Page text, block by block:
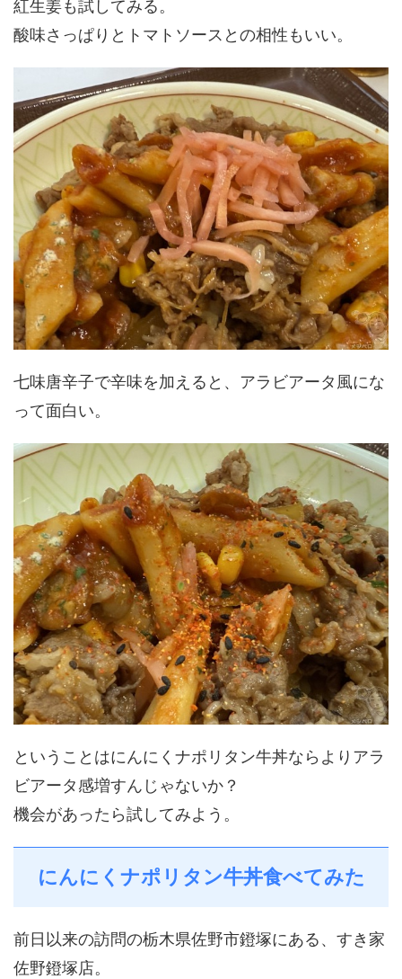
紅生姜も試してみる。
酸味さっぱりとトマトソースとの相性もいい。
七味唐辛子で辛味を加えると、アラビアータ風にな
って面白い。
ということはにんにくナポリタン牛丼ならよりアラ
ビアータ感増すんじゃないか？
機会があったら試してみよう。
にんにくナポリタン牛丼食べてみた
前日以来の訪問の栃木県佐野市鐙塚にある、すき家
佐野鐙塚店。